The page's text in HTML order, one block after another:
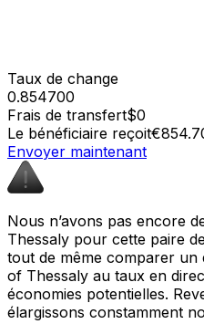
Taux de change
0.854700
Frais de transfert$0
Le bénéficiaire reçoit
Envoyer maintenant
Nous n’avons pas encore
Thessaly pour cette paire
tout de même comparer un
of Thessaly au taux en
économies potentielles.
élargissons constamment